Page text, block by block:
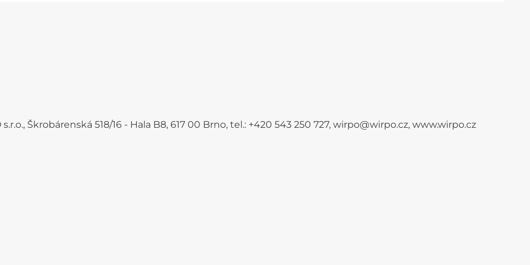
s.r.o., Škrobárenská 518/16 - Hala B8, 617 00 Brno, tel.: +420 543 250 727, wirpo@wirpo.cz, www.wirpo.cz